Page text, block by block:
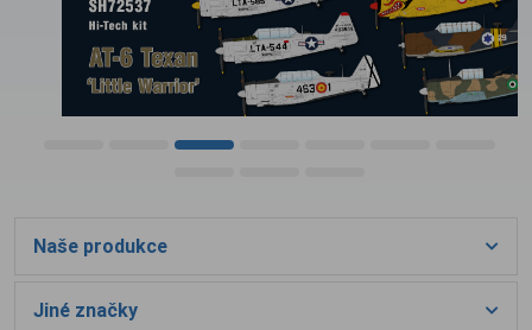
Naše produkce
Jiné značky